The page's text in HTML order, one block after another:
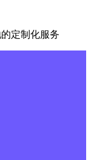
定制化服务